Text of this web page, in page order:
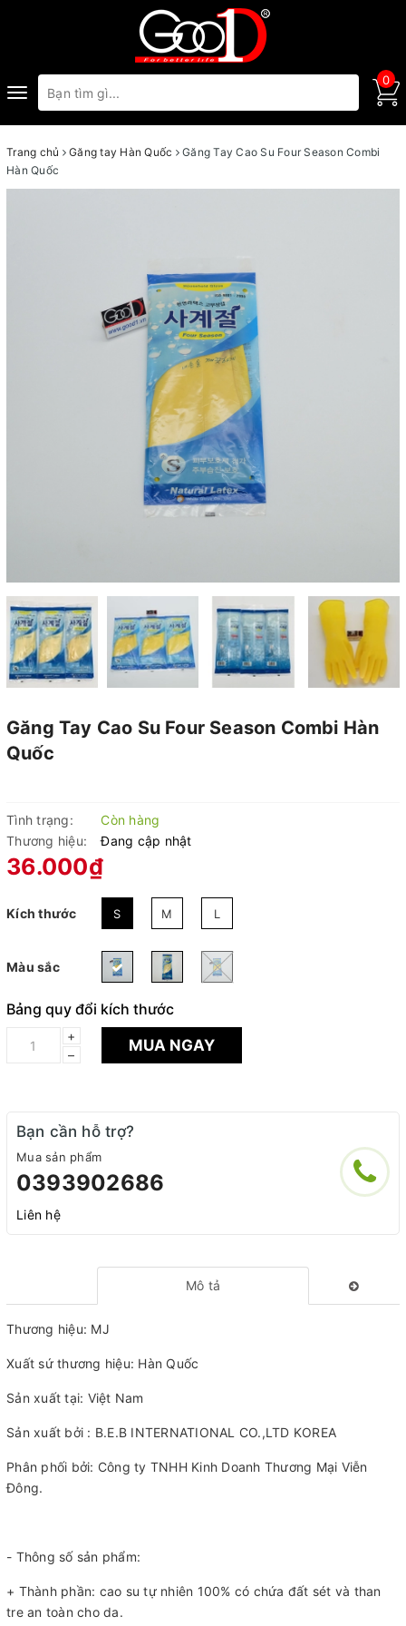
Toggle
0
Trang chủ Găng tay Hàn Quốc
Găng Tay Cao Su Four Season Combi
Hàn Quốc
Găng Tay Cao Su Four Season Combi Hàn
Quốc
Tình trạng:
Còn hàng
Thương hiệu:
Đang cập nhật
36.000₫
Kích thước S M L
Màu sắc
Bảng quy đổi kích thước
+
–
MUA NGAY
Bạn cần hỗ trợ?
Mua sản phẩm
0393902686
Liên hệ
Mô tả
Thương hiệu: MJ
Xuất sứ thương hiệu: Hàn Quốc
Sản xuất tại: Việt Nam
Sản xuất bởi : B.E.B INTERNATIONAL CO.,LTD KOREA
Phân phối bởi: Công ty TNHH Kinh Doanh Thương Mại Viễn
Đông.
- Thông số sản phẩm:
+ Thành phần: cao su tự nhiên 100% có chứa đất sét và than
tre an toàn cho da.